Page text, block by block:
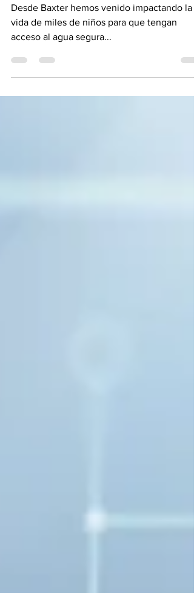
trabajo de Baxter
Desde Baxter hemos venido impactando la
acceso al agua segura...